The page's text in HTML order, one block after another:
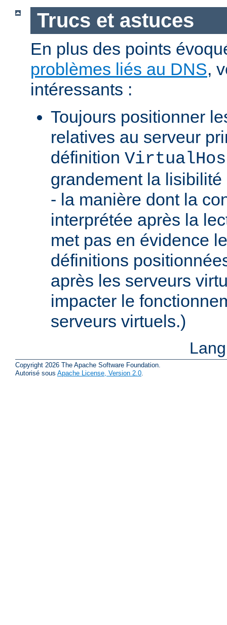
Trucs et astuces
En plus des points
problèmes liés au DNS,
intéressants :
Toujours positionner
relatives au serveur
définition
grandement la
- la manière dont la
interprétée après la
met pas en évidence
définitions
après les serveurs
impacter le
serveurs virtuels.)
Copyright 2026 The Apache Software Foundation.
Autorisé sous Apache License, Version 2.0